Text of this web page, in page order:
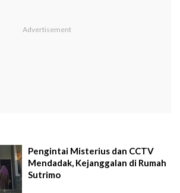
Pengintai Misterius dan CCTV
Mendadak, Kejanggalan di Rumah
Sutrimo